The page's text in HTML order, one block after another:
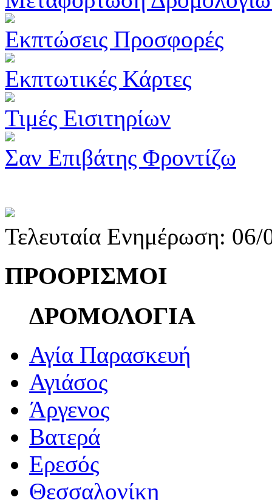
Εκπτώσεις Προσφορές
Εκπτωτικές Κάρτες
Τιμές Εισιτηρίων
Σαν Επιβάτης Φροντίζω
Τελευταία Ενημέρωση:
ΠΡΟΟΡΙΣΜΟΙ
ΔΡΟΜΟΛΟΓΙΑ
Αγία Παρασκευή
Αγιάσος
Άργενος
Βατερά
Ερεσός
Θεσσαλονίκη